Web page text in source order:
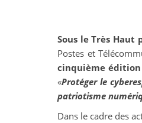
Sous le Très Haut
Postes et
cinquième
«Protéger le
patriotisme
Dans le cadre des